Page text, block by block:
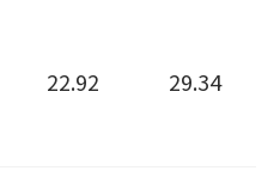
22.92 29.34